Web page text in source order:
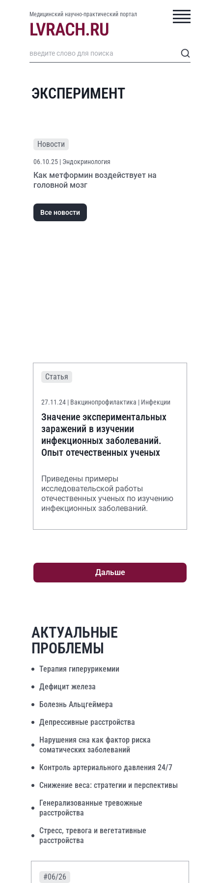
Медицинский научно-практический портал
ЭКСПЕРИМЕНТ
Новости
06.10.25 | Эндокринология
Как метформин воздействует на
головной мозг
Все новости
Статья
27.11.24 | Вакцинопрофилактика | Инфекции
Значение экспериментальных
заражений в изучении
инфекционных заболеваний.
Опыт отечественных ученых
Приведены примеры
исследовательской работы
отечественных ученых по изучению
инфекционных заболеваний.
Дальше
АКТУАЛЬНЫЕ
ПРОБЛЕМЫ
Терапия гиперурикемии
Дефицит железа
Болезнь Альцгеймера
Депрессивные расстройства
Нарушения сна как фактор риска
соматических заболеваний
Контроль артериального давления 24/7
Снижение веса: стратегии и перспективы
Генерализованные тревожные
расстройства
Стресс, тревога и вегетативные
расстройства
#06/26